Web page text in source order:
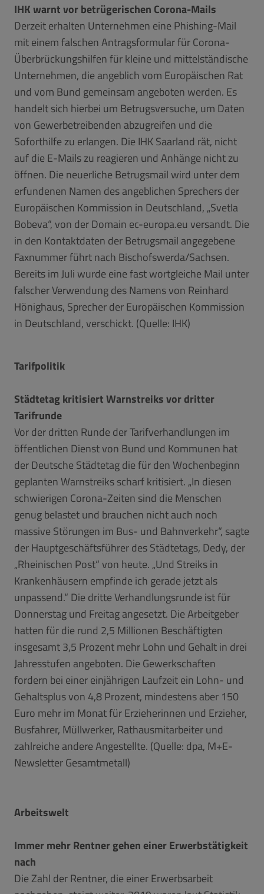
IHK warnt vor betrügerischen Corona-Mails
Derzeit erhalten Unternehmen eine Phishing-Mail
mit einem falschen Antragsformular für Corona-
Überbrückungshilfen für kleine und mittelständische
Unternehmen, die angeblich vom Europäischen Rat
und vom Bund gemeinsam angeboten werden. Es
handelt sich hierbei um Betrugsversuche, um Daten
von Gewerbetreibenden abzugreifen und die
Soforthilfe zu erlangen. Die IHK Saarland rät, nicht
auf die E-Mails zu reagieren und Anhänge nicht zu
öffnen. Die neuerliche Betrugsmail wird unter dem
erfundenen Namen des angeblichen Sprechers der
Europäischen Kommission in Deutschland, „Svetla
Bobeva“, von der Domain ec-europa.eu versandt. Die
in den Kontaktdaten der Betrugsmail angegebene
Faxnummer führt nach Bischofswerda/Sachsen.
Bereits im Juli wurde eine fast wortgleiche Mail unter
falscher Verwendung des Namens von Reinhard
Hönighaus, Sprecher der Europäischen Kommission
in Deutschland, verschickt. (Quelle: IHK)
Tarifpolitik
Städtetag kritisiert Warnstreiks vor dritter
Tarifrunde
Vor der dritten Runde der Tarifverhandlungen im
öffentlichen Dienst von Bund und Kommunen hat
der Deutsche Städtetag die für den Wochenbeginn
geplanten Warnstreiks scharf kritisiert. „In diesen
schwierigen Corona-Zeiten sind die Menschen
genug belastet und brauchen nicht auch noch
massive Störungen im Bus- und Bahnverkehr“, sagte
der Hauptgeschäftsführer des Städtetags, Dedy, der
„Rheinischen Post“ von heute. „Und Streiks in
Krankenhäusern empfinde ich gerade jetzt als
unpassend.“ Die dritte Verhandlungsrunde ist für
Donnerstag und Freitag angesetzt. Die Arbeitgeber
hatten für die rund 2,5 Millionen Beschäftigten
insgesamt 3,5 Prozent mehr Lohn und Gehalt in drei
Jahresstufen angeboten. Die Gewerkschaften
fordern bei einer einjährigen Laufzeit ein Lohn- und
Gehaltsplus von 4,8 Prozent, mindestens aber 150
Euro mehr im Monat für Erzieherinnen und Erzieher,
Busfahrer, Müllwerker, Rathausmitarbeiter und
zahlreiche andere Angestellte. (Quelle: dpa, M+E-
Newsletter Gesamtmetall)
Arbeitswelt
Immer mehr Rentner gehen einer Erwerbstätigkeit
nach
Die Zahl der Rentner, die einer Erwerbsarbeit